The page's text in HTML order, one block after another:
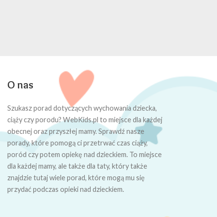
O nas
Szukasz porad dotyczących wychowania dziecka,
ciąży czy porodu? WebKids.pl to miejsce dla każdej
obecnej oraz przyszłej mamy. Sprawdź nasze
porady, które pomogą ci przetrwać czas ciąży,
poród czy potem opiekę nad dzieckiem. To miejsce
dla każdej mamy, ale także dla taty, który także
znajdzie tutaj wiele porad, które mogą mu się
przydać podczas opieki nad dzieckiem.